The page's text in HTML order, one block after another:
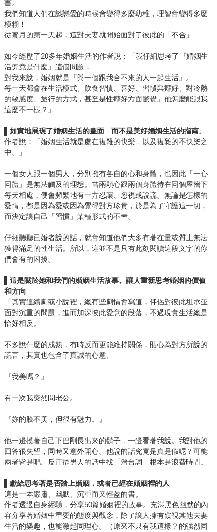
書。
我們知道人們在談戀愛的時候會變得多麼幼稚，理智會變得多麼
模糊！
從蜜月的第一天起，這對夫妻就開始面對了彼此的「不合」
如今經歷了20多年婚姻生活的作者說：「我仔細思考了『婚姻生
活究竟是什麼』這個問題：
對我來說，婚姻就是『與一個跟我合不來的人一起生活』。
每一天都會在生活模式、飲食習慣、喜好、習慣與癖好、對冷熱
的敏感度、旅行的方式，甚至是性癖好方面驚覺』他怎麼能跟我
這麼不一樣？』
如實地展現了婚姻生活的畫面，而不是美好婚姻生活的指南。
作者說：「婚姻生活就是處在複雜的快樂，以及複雜的不快樂之
中。」
一個女人跟一個男人，分別擁有各自的心和身體，也因此「一心
同體」是無法觸及的理想。當兩顆心跟兩個身體待在同個屋簷下
每天相處，便會頻繁地有一方忍讓、忽視或說謊。無論是怎樣的
愛情，都是因為愛或因為覺得對方珍貴，於是為了守護這一切，
而決定讓自己「習慣」某種形式的不幸。
仔細聽聽已婚者說的話，就會知道他們大多有著在量或質上無法
獲得滿足的性生活。所以，這並不是只有此刻閱讀這段文字的你
們會有的困擾。
這是關於她和我們的婚姻生活故事。讓人重新思考婚姻的價值
和方向
「其實連續劇或小說裡，總有些劇情會寫道，伴侶對彼此坦承並
面對沉重的問題，進而加深彼此愛意的段落，不過現實生活總是
恰好相反。
不多說什麼的成熟，有時反而更能維持關係，貼心為對方所說的
謊言，其實也包含了真誠的心意。
『我美嗎？』
有一次我突然問老公。
『妳的臉不美，但很有魅力。』
他一邊摸著自己下巴剛長出來的鬍子，一邊看著我說。我對他的
回答很失望，同時又意外開心。他說的話究竟是真是假呢？可能
兩者皆是吧。反正從男人的話中找「潛台詞」根本是浪費時間。
獻給思考著是否踏上婚姻，或者已經在婚姻裡的人
這是一本嚴肅、幽默、沉重而又輕盈的書。
作者透過自身經驗，分享50篇婚姻裡的故事。充滿黑色幽默的內
容分享著婚姻中重要的態度與觀念，除了讓人擁有窺視其他夫妻
生活的樂趣，也能激起同理心。（原來不只有我這樣？的強烈同